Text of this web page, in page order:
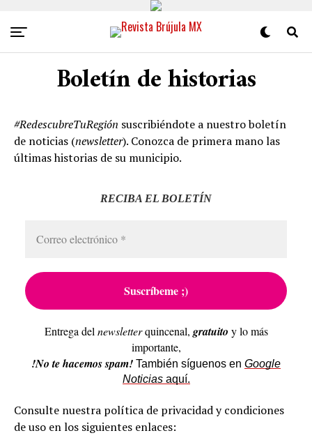
Boletín de historias
#RedescubreTuRegión suscribiéndote a nuestro boletín
de noticias (newsletter). Conozca de primera mano las
últimas historias de su municipio.
RECIBA EL BOLETÍN
Entrega del newsletterquincenal, gratuito y lo más
importante,
!No te hacemos spam! También síguenos en Google
Noticiasaquí.
Consulte nuestra política de privacidad y condiciones
de uso en los siguientes enlaces: